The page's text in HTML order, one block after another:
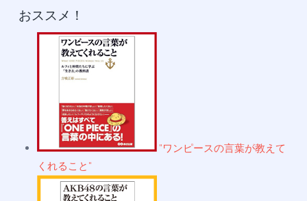
おススメ！
"ワンピースの言葉が教えて
くれること"